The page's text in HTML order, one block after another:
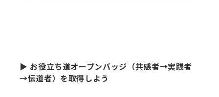
▶ お役立ち道オープンバッジ（共感者→実践者
→伝道者）を取得しよう